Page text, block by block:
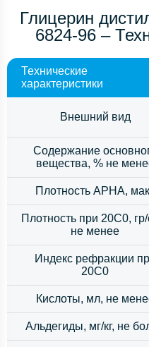
Глицерин
6824-96 –
Технические
характеристики
Внешний вид
Содержание
вещества, % не
Плотность АРНА,
Плотность при 20С0,
не менее
Индекс рефракции
20С0
Кислоты, мл, не
Альдегиды, мг/кг, не